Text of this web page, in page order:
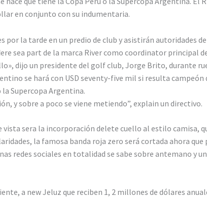
en conjunto con su indumentaria.
por la tarde en un predio de club y asistirán autoridades
sea part de la marca River como coordinator principal
dijo un presidente del golf club, Jorge Brito, durante
se hará con USD seventy-five mil si resulta campeón
la Supercopa Argentina.
y sobre a poco se viene metiendo”, explain un directivo.
vista sera la incorporación delete cuello al estilo camisa,
la famosa banda roja zero será cortada ahora
redes sociales en totalidad se sabe sobre antemano y
a new Jeluz que reciben 1, 2 millones de dólares